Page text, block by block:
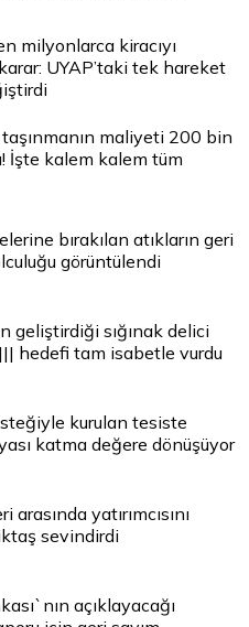
milyonlarca kiracıyı
UYAP’taki tek hareket
maliyeti 200 bin
İşte kalem kalem tüm
bırakılan atıkların geri
görüntülendi
geliştirdiği sığınak delici
hedefi tam isabetle vurdu
kurulan tesiste
katma değere dönüşüyor
arasında yatırımcısını
sevindirdi
açıklayacağı